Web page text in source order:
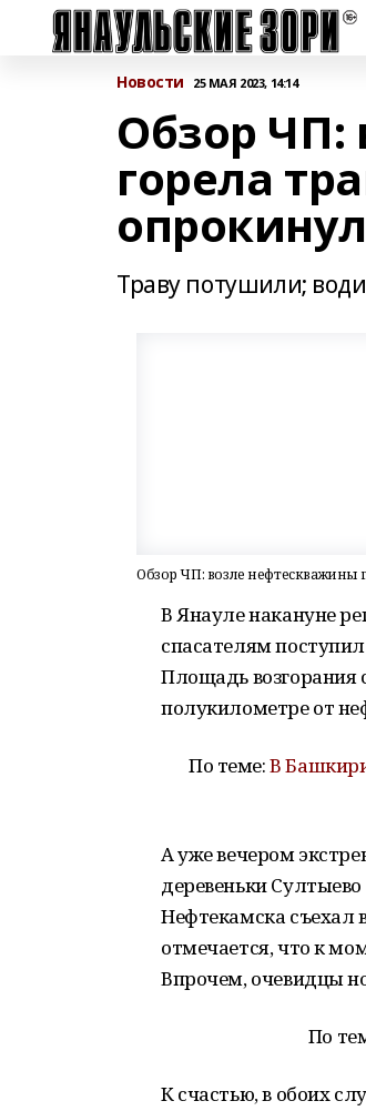
Новости 25 МАЯ 2023, 14:14
Обзор ЧП:
горела
Траву потушили;
Обзор ЧП: возле нефтескважины
В Янауле накануне
спасателям
Площадь возгорания
полукилометре от
По теме:В
А уже вечером
деревеньки
Нефтекамска съехал
отмечается, что к
Впрочем, очевидцы
По
К счастью, в обоих